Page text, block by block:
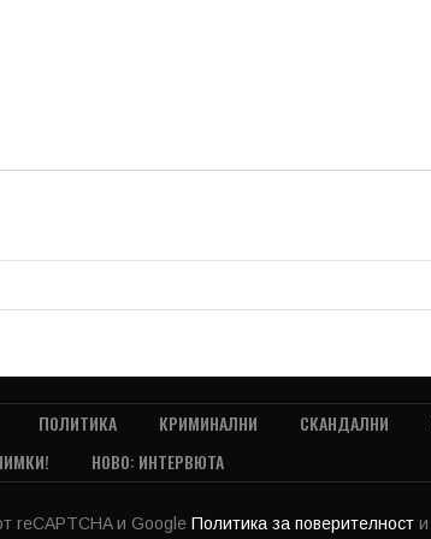
ПОЛИТИКА КРИМИНАЛНИ СКАНДАЛНИ
НОВО: ИНТЕРВЮТА
reCAPTCHA и Google Политика за поверителност и